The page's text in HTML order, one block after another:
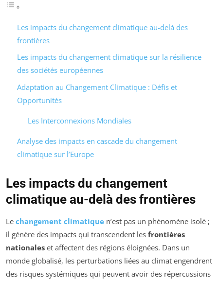
Les impacts du changement climatique au-delà des
frontières
Les impacts du changement climatique sur la résilience
des sociétés européennes
Adaptation au Changement Climatique : Défis et
Opportunités
Les Interconnexions Mondiales
Analyse des impacts en cascade du changement
climatique sur l’Europe
Les impacts du changement
climatique au-delà des frontières
Le changement climatique n’est pas un phénomène isolé ;
il génère des impacts qui transcendent les frontières
nationales et affectent des régions éloignées. Dans un
monde globalisé, les perturbations liées au climat engendrent
des risques systémiques qui peuvent avoir des répercussions